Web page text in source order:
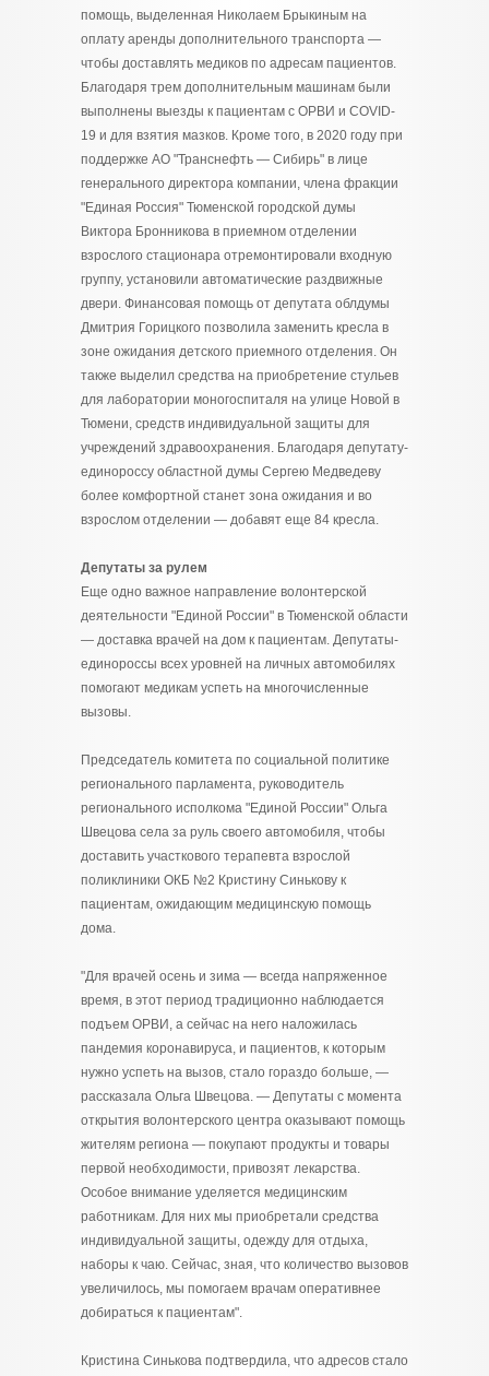
помощь, выделенная Николаем Брыкиным на
оплату аренды дополнительного транспорта —
чтобы доставлять медиков по адресам пациентов.
Благодаря трем дополнительным машинам были
выполнены выезды к пациентам с ОРВИ и COVID-
19 и для взятия мазков. Кроме того, в 2020 году при
поддержке АО "Транснефть — Сибирь" в лице
генерального директора компании, члена фракции
"Единая Россия" Тюменской городской думы
Виктора Бронникова в приемном отделении
взрослого стационара отремонтировали входную
группу, установили автоматические раздвижные
двери. Финансовая помощь от депутата облдумы
Дмитрия Горицкого позволила заменить кресла в
зоне ожидания детского приемного отделения. Он
также выделил средства на приобретение стульев
для лаборатории моногоспиталя на улице Новой в
Тюмени, средств индивидуальной защиты для
учреждений здравоохранения. Благодаря депутату-
единороссу областной думы Сергею Медведеву
более комфортной станет зона ожидания и во
взрослом отделении — добавят еще 84 кресла.
Депутаты за рулем
Еще одно важное направление волонтерской
деятельности "Единой России" в Тюменской области
— доставка врачей на дом к пациентам. Депутаты-
единороссы всех уровней на личных автомобилях
помогают медикам успеть на многочисленные
вызовы.
Председатель комитета по социальной политике
регионального парламента, руководитель
регионального исполкома "Единой России" Ольга
Швецова села за руль своего автомобиля, чтобы
доставить участкового терапевта взрослой
поликлиники ОКБ №2 Кристину Синькову к
пациентам, ожидающим медицинскую помощь
дома.
"Для врачей осень и зима — всегда напряженное
время, в этот период традиционно наблюдается
подъем ОРВИ, а сейчас на него наложилась
пандемия коронавируса, и пациентов, к которым
нужно успеть на вызов, стало гораздо больше, —
рассказала Ольга Швецова. — Депутаты с момента
открытия волонтерского центра оказывают помощь
жителям региона — покупают продукты и товары
первой необходимости, привозят лекарства.
Особое внимание уделяется медицинским
работникам. Для них мы приобретали средства
индивидуальной защиты, одежду для отдыха,
наборы к чаю. Сейчас, зная, что количество вызовов
увеличилось, мы помогаем врачам оперативнее
добираться к пациентам".
Кристина Синькова подтвердила, что адресов стало